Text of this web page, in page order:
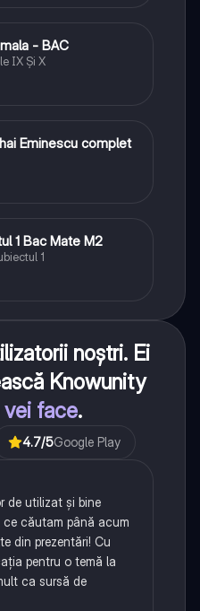
- BAC
IX Şi X
Eminescu complet
1 Bac Mate M2
1
noștri. Ei
Knowunity
vei face.
4.7/5Google Play
de utilizat și bine
căutam până acum
din prezentări! Cu
pentru o temă la
ca sursă de